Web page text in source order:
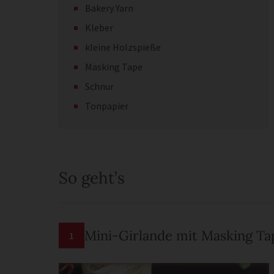
Bakery Yarn
Kleber
kleine Holzspieße
Masking Tape
Schnur
Tonpapier
So geht’s
1 Mini-Girlande mit Masking